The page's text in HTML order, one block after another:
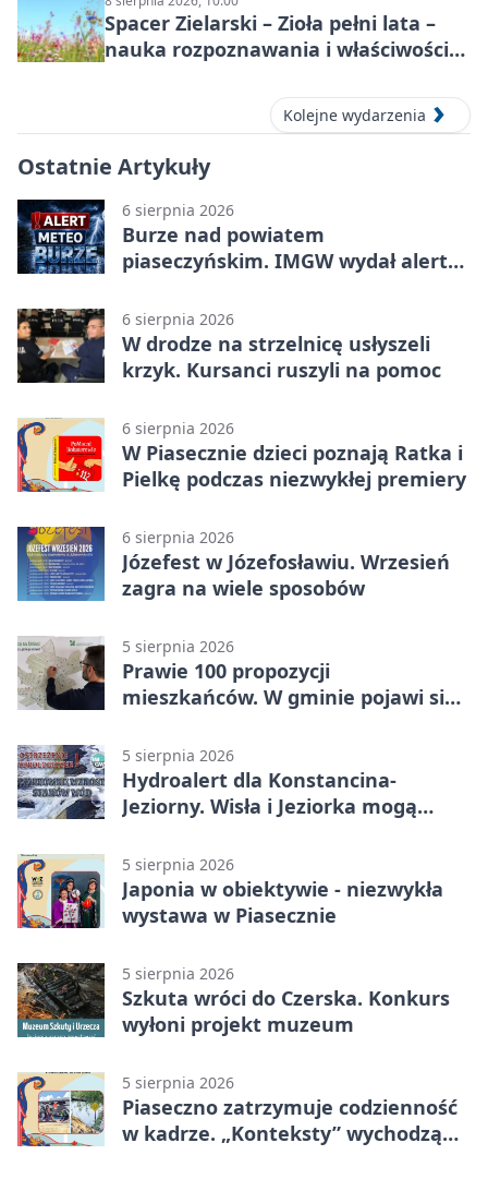
Spacer Zielarski – Zioła pełni lata –
nauka rozpoznawania i właściwości
Kolejne wydarzenia
Ostatnie Artykuły
6 sierpnia 2026
Burze nad powiatem
piaseczyńskim. IMGW wydał alert
6 sierpnia 2026
W drodze na strzelnicę usłyszeli
krzyk. Kursanci ruszyli na pomoc
6 sierpnia 2026
W Piasecznie dzieci poznają Ratka i
Pielkę podczas niezwykłej premiery
6 sierpnia 2026
Józefest w Józefosławiu. Wrzesień
zagra na wiele sposobów
5 sierpnia 2026
Prawie 100 propozycji
mieszkańców. W gminie pojawi się
5 sierpnia 2026
Hydroalert dla Konstancina-
Jeziorny. Wisła i Jeziorka mogą
5 sierpnia 2026
Japonia w obiektywie - niezwykła
wystawa w Piasecznie
5 sierpnia 2026
Szkuta wróci do Czerska. Konkurs
wyłoni projekt muzeum
5 sierpnia 2026
Piaseczno zatrzymuje codzienność
w kadrze. „Konteksty” wychodzą